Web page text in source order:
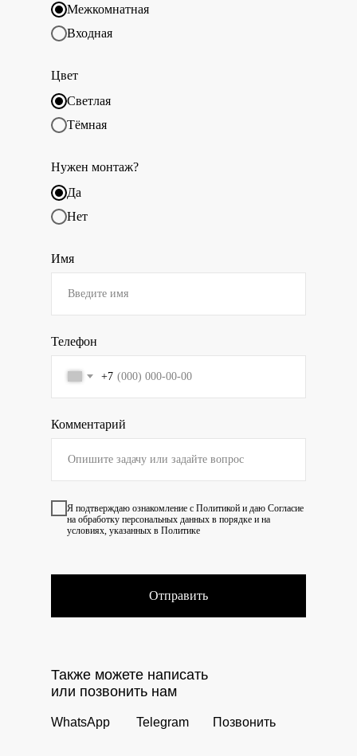
Межкомнатная
Входная
Цвет
Светлая
Тёмная
Нужен монтаж?
Да
Нет
Имя
Телефон
+7
Комментарий
Я подтверждаю ознакомление с Политикой и даю Согласие
на обработку персональных данных в порядке и на
условиях, указанных в Политике
Отправить
Позвонить
Telegram
WhatsApp
Также можете написать
или позвонить нам